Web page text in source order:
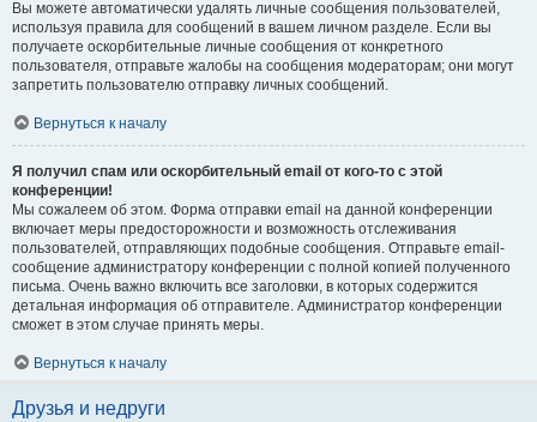
Вы можете автоматически удалять личные сообщения пользователей,
используя правила для сообщений в вашем личном разделе. Если вы
получаете оскорбительные личные сообщения от конкретного
пользователя, отправьте жалобы на сообщения модераторам; они могут
запретить пользователю отправку личных сообщений.
Вернуться к началу
Я получил спам или оскорбительный email от кого-то с этой
конференции!
Мы сожалеем об этом. Форма отправки email на данной конференции
включает меры предосторожности и возможность отслеживания
пользователей, отправляющих подобные сообщения. Отправьте email-
сообщение администратору конференции с полной копией полученного
письма. Очень важно включить все заголовки, в которых содержится
детальная информация об отправителе. Администратор конференции
сможет в этом случае принять меры.
Вернуться к началу
Друзья и недруги